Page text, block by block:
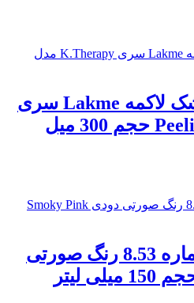
شامپو ضد شوره خشک لاکمه Lakme سری
شامپو رنگ تونیکا شماره 8.53 رنگ صورتی